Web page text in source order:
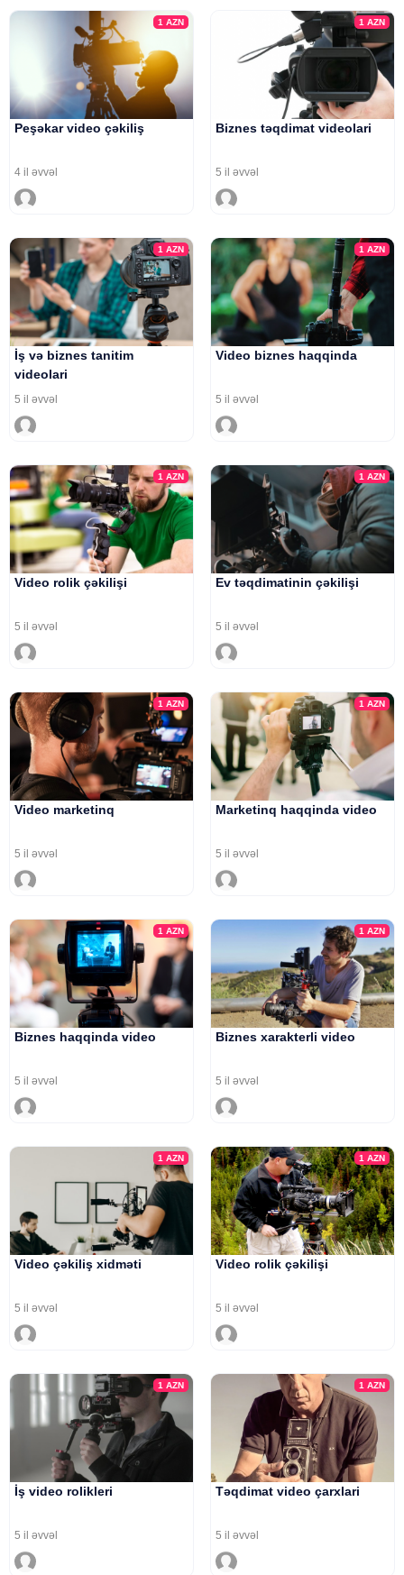
1AZN
Peşəkar video çəkiliş
4 il əvvəl
1 AZN
Biznes təqdimat videolari
5 il əvvəl
1AZN
İş və biznes tanitim
videolari
5 il əvvəl
1 AZN
Video biznes haqqinda
5 il əvvəl
1AZN
Video rolik çəkilişi
5 il əvvəl
1 AZN
Ev təqdimatinin çəkilişi
5 il əvvəl
1AZN
Video marketinq
5 il əvvəl
1 AZN
Marketinq haqqinda video
5 il əvvəl
1AZN
Biznes haqqinda video
5 il əvvəl
1 AZN
Biznes xarakterli video
5 il əvvəl
1AZN
Video çəkiliş xidməti
5 il əvvəl
1 AZN
Video rolik çəkilişi
5 il əvvəl
1AZN
İş video rolikleri
5 il əvvəl
1 AZN
Təqdimat video çarxlari
5 il əvvəl